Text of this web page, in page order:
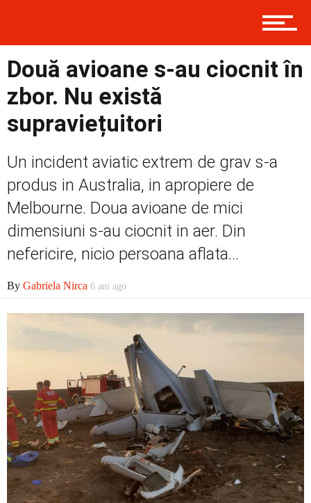
Prima
Politică
Externe
Contact
Două avioane s-au ciocnit în
zbor. Nu există
supraviețuitori
Un incident aviatic extrem de grav s-a
produs in Australia, in apropiere de
Melbourne. Doua avioane de mici
dimensiuni s-au ciocnit in aer. Din
nefericire, nicio persoana aflata...
By Gabriela Nirca 6 ani ago